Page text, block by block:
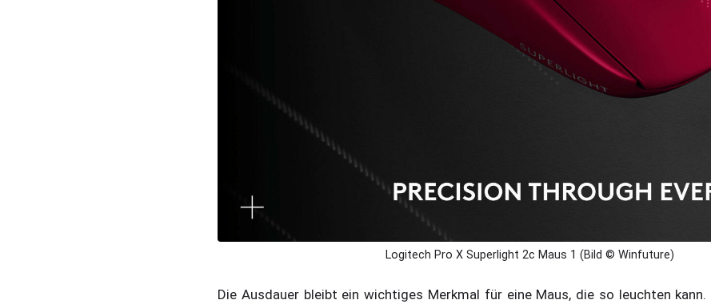
Logitech Pro X Superlight 2c Maus 1 (Bild © Winfuture)
Die Ausdauer bleibt ein wichtiges Merkmal für eine Maus, die so leuchten